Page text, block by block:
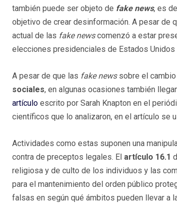
también puede ser objeto de fake news, es
objetivo de crear desinformación. A pesar de
actual de las fake newscomenzó a estar
elecciones presidenciales de Estados Unidos
A pesar de que las fake newssobre el
sociales, en algunas ocasiones también
artículo escrito por Sarah Knapton en el
científicos que lo analizaron, en el artículo se
Actividades como estas suponen una
contra de preceptos legales. El artículo 16.1
religiosa y de culto de los individuos y las
para el mantenimiento del orden público
falsas en según qué ámbitos pueden llevar a